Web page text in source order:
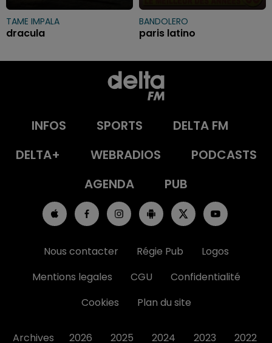
TAME IMPALA
dracula
BANDOLERO
paris latino
INFOS SPORTS
DELTA FM
DELTA+
WEBRADIOS
PODCASTS
AGENDA
PUB
Nous contacter Régie Pub
Logos
Mentions legales
CGU
Confidentialité
Cookies
Plan du site
Archives 2026 2025 2024 2023 2022